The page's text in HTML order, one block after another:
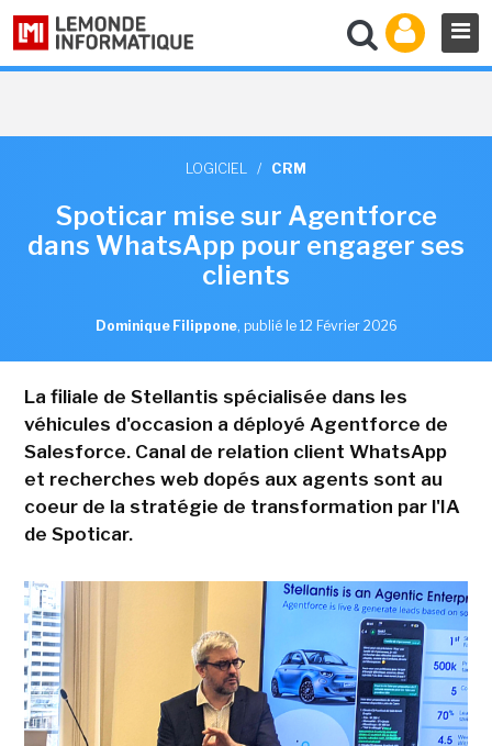
LOGICIEL / CRM
Spoticar mise sur Agentforce
dans WhatsApp pour engager ses
clients
Dominique Filippone, publié le 12 Février 2026
La filiale de Stellantis spécialisée dans les
véhicules d'occasion a déployé Agentforce de
Salesforce. Canal de relation client WhatsApp
et recherches web dopés aux agents sont au
coeur de la stratégie de transformation par l'IA
de Spoticar.